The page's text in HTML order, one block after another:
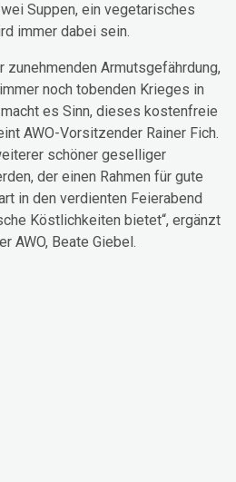
Suppen, ein vegetarisches
immer dabei sein.
zunehmenden Armutsgefährdung,
noch tobenden Krieges in
es Sinn, dieses kostenfreie
AWO-Vorsitzender Rainer Fich.
schöner geselliger
der einen Rahmen für gute
in den verdienten Feierabend
Köstlichkeiten bietet“, ergänzt
AWO, Beate Giebel.